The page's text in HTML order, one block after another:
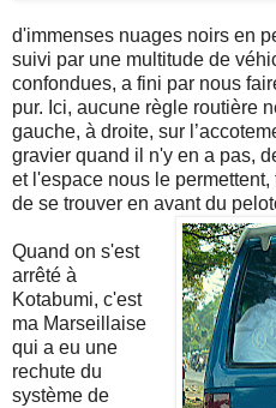
d'immenses nuages noirs en
suivi par une multitude de
confondues, a fini par nous
pur. Ici, aucune règle routière
gauche, à droite, sur
gravier quand il n'y en a pas,
et l'espace nous le
de se trouver en avant du
Quand on s'est
arrêté à
Kotabumi, c'est
ma Marseillaise
qui a eu une
rechute du
système de